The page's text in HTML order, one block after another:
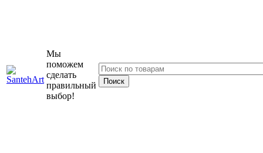
Мы
поможем
сделать
правильный
выбор!